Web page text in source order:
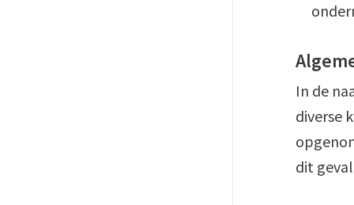
In de
diverse
dit